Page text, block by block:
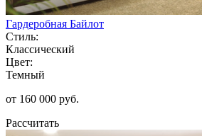
Гардеробная Байлот
Стиль:
Классический
Цвет:
Темный
от 160 000 руб.
Рассчитать